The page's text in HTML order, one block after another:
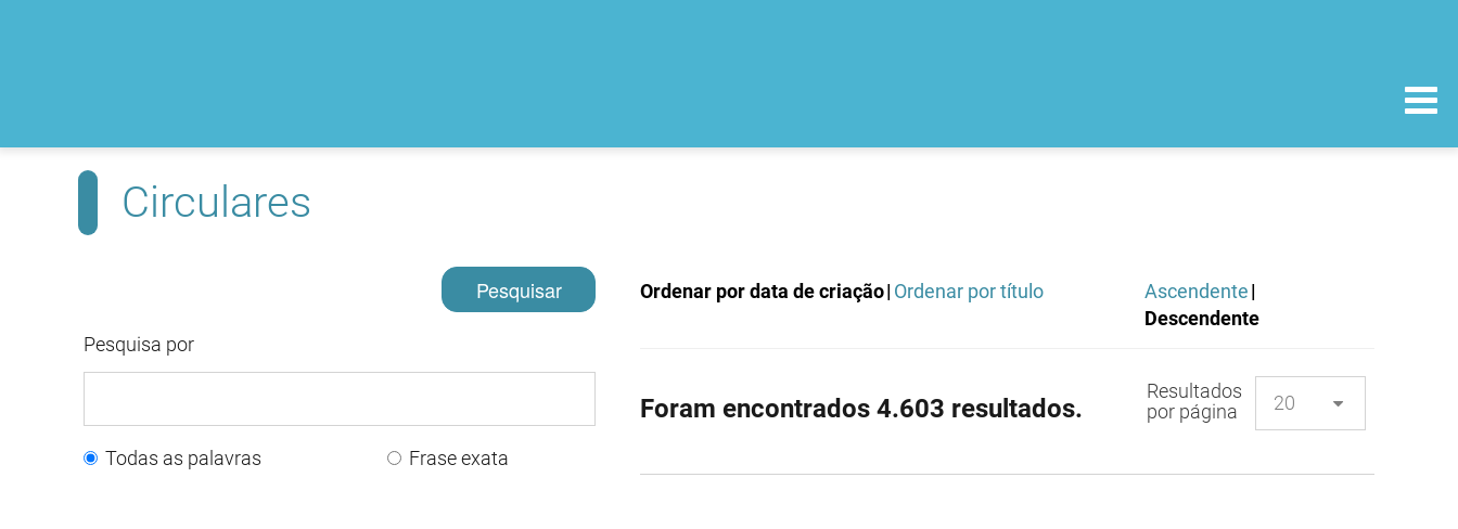
Circulares
Pesquisar
Pesquisa por
Todas as palavras Frase exata
Ordenar por data de criação| Ordenar por título Ascendente|
Descendente
Foram encontrados 4.603 resultados.
Resultados
por página